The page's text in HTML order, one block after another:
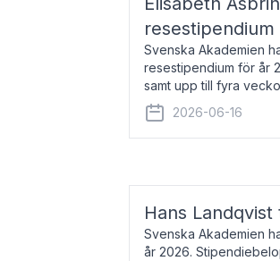
resestipendium
Svenska Akademien
resestipendium för år
samt upp till fyra
Elisabeth Åsbrink, född
2026-06-16
Hans
Svenska Akademien
år 2026.